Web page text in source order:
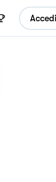
Accedi